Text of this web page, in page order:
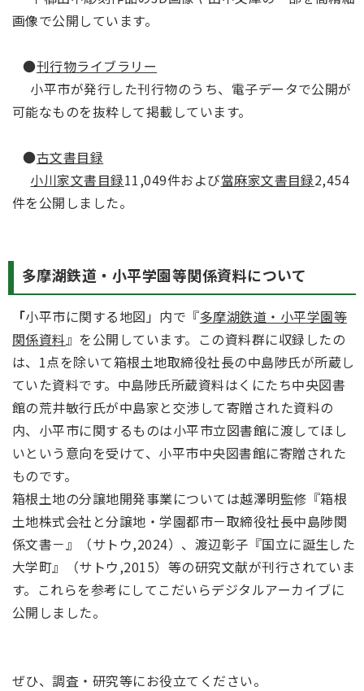
画像で公開しています。
●刊行物ライブラリー
小平市が発行した刊行物のうち、電子データで公開が
可能なものを抜粋して掲載しています。
●古文書目録
小川家文書目録11,049件および當麻家文書目録2,454
件を公開しました。
多摩湖鉄道・小平学園等関係資料について
「小平市に関する地図」内で『多摩湖鉄道・小平学園等
関係資料』を公開しています。この資料群に収録したの
は、1点を除いて箱根土地取締役社長の中島陟氏が所蔵し
ていた資料です。中島陟氏所蔵資料はくにたち中央図書
館の荒井敏行氏が中島家と交渉して寄贈された資料の
内、小平市に関するものは小平市立図書館に渡してほし
いという意向を受けて、小平市中央図書館に寄贈された
ものです。
箱根土地の分譲地開発事業については越澤明監修『箱根
土地株式会社と分譲地・学園都市－取締役社長中島陟関
係文書－』（サトウ,2024）、渡辺彰子『国立に誕生した
大学町』（サトウ,2015）等の研究文献が刊行されていま
す。これらを参考にしてこだいらデジタルアーカイブに
公開しました。
ぜひ、調査・研究等にお役立てください。